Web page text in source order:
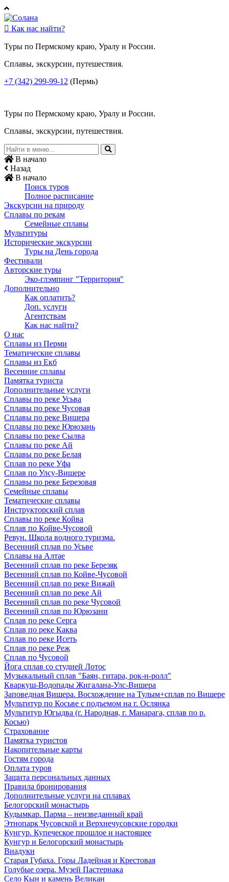
 Как нас найти?
Туры по Пермскому краю, Уралу и России.
Сплавы, экскурсии, путешествия.
+7 (342) 299-99-12 (Пермь)
Туры по Пермскому краю, Уралу и России.
Сплавы, экскурсии, путешествия.
В начало
Назад
В начало
Поиск туров
Полное расписание
Экскурсии на природу
Сплавы по рекам
Семейные сплавы
Мультитуры
Исторические экскурсии
Туры на День города
Фестивали
Авторские туры
Эко-глэмпинг "Территория"
Дополнительно
Как оплатить?
Доп. услуги
Агентствам
Как нас найти?
О нас
Сплавы из Перми
Тематические сплавы
Сплавы из Екб
Весенние сплавы
Памятка туриста
Дополнительные услуги
Сплавы по реке Усьва
Сплавы по реке Чусовая
Сплавы по реке Вишера
Сплавы по реке Юрюзань
Сплавы по реке Сылва
Сплавы по реке Ай
Сплавы по реке Белая
Сплав по реке Уфа
Сплав по Улсу-Вишере
Сплавы по реке Березовая
Семейные сплавы
Тематические сплавы
Инструкторский сплав
Сплавы по реке Койва
Сплав по Койве-Чусовой
Ревун. Школа водного туризма.
Весенний сплав по Усьве
Сплавы на Алтае
Весенний сплав по реке Березяк
Весенний сплав по Койве-Чусовой
Весенний сплав по реке Вижай
Весенний сплав по реке Ай
Весенний сплав по реке Чусовой
Весенний сплав по Юрюзани
Сплав по реке Серга
Сплав по реке Каква
Сплав по реке Исеть
Сплав по реке Реж
Сплав по Чусовой
Йога сплав со студией Лотос
Музыкальный сплав "Баян, гитара, рок-н-ролл"
Кваркуш-Водопады Жигалана-Улс-Вишера
Заповедная Вишера. Восхождение на Тулым+сплав по Вишере
Мультитур по Косьве с подъемом на г. Ослянка
Мультитур Югыдва (г. Народная, г. Манарага, сплав по р.
Косью)
Страхование
Памятка туристов
Накопительные карты
Гостям города
Оплата туров
Защита персональных данных
Правила бронирования
Дополнительные услуги на сплавах
Белогорский монастырь
Кудымкар. Парма – неизведанный край
Этнопарк Чусовской и Верхнечусовские городки
Кунгур. Купеческое прошлое и настоящее
Кунгур и Белогорский монастырь
Виадуки
Старая Губаха. Горы Ладейная и Крестовая
Голубые озера. Музей Пастернака
Село Кын и камень Великан